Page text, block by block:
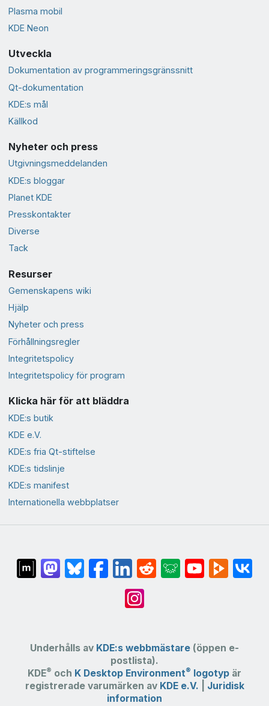
Plasma mobil
KDE Neon
Utveckla
Dokumentation av programmeringsgränssnitt
Qt-dokumentation
KDE:s mål
Källkod
Nyheter och press
Utgivningsmeddelanden
KDE:s bloggar
Planet KDE
Presskontakter
Diverse
Tack
Resurser
Gemenskapens wiki
Hjälp
Nyheter och press
Förhållningsregler
Integritetspolicy
Integritetspolicy för program
Klicka här för att bläddra
KDE:s butik
KDE e.V.
KDE:s fria Qt-stiftelse
KDE:s tidslinje
KDE:s manifest
Internationella webbplatser
Underhålls av KDE:s webbmästare (öppen e-
postlista).
KDE® och K Desktop Environment® logotyp är
registrerade varumärken av KDE e.V.
Juridisk
information